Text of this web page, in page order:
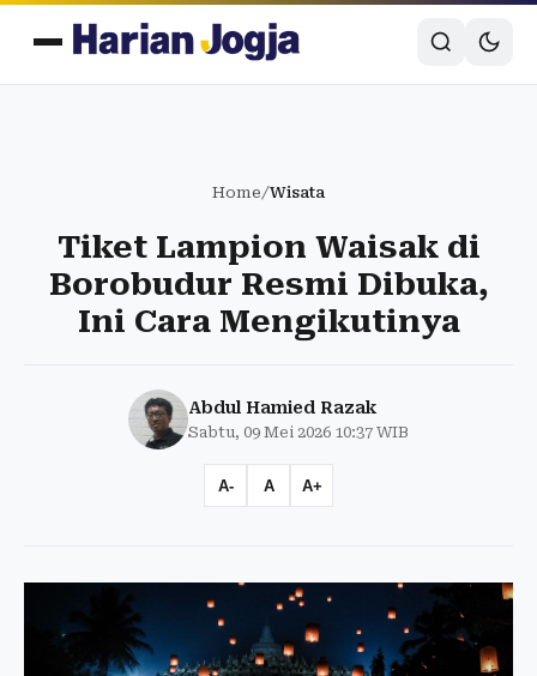
Home/Wisata
Tiket Lampion Waisak di
Borobudur Resmi Dibuka,
Ini Cara Mengikutinya
Abdul Hamied Razak
Sabtu, 09 Mei 2026 10:37 WIB
A- A A+